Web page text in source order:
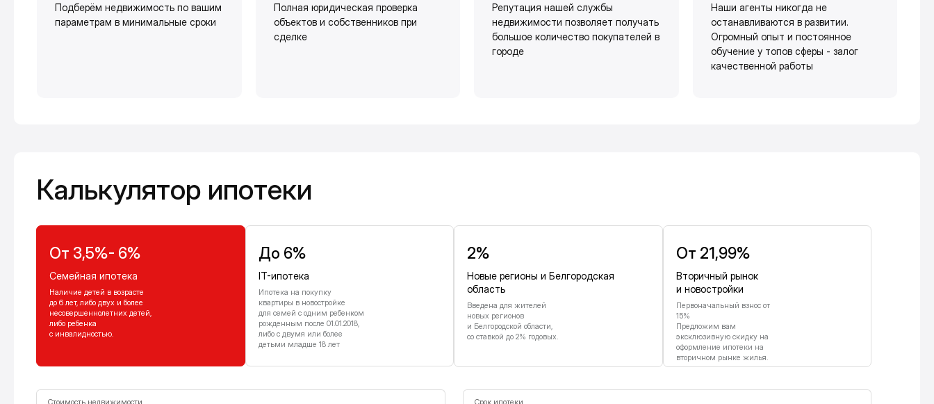
Подберём недвижимость по вашим
параметрам в минимальные сроки
Полная юридическая проверка
объектов и собственников при
сделке
Репутация нашей службы
недвижимости позволяет получать
большое количество покупателей в
городе
Наши агенты никогда не
останавливаются в развитии.
Огромный опыт и постоянное
обучение у топов сферы - залог
качественной работы
Калькулятор ипотеки
От 3,5%- 6%
Семейная ипотека
Наличие детей в возрасте
до 6 лет, либо двух и более
несовершеннолетних детей,
либо ребенка
с инвалидностью.
До 6%
IT-ипотека
Ипотека на покупку
квартиры в новостройке
для семей с одним ребенком
рожденным после 01.01.2018,
либо с двумя или более
детьми младше 18 лет
2%
Новые регионы и Белгородская
область
Введена для жителей
новых регионов
и Белгородской области,
со ставкой до 2% годовых.
От 21,99%
Вторичный рынок
и новостройки
Первоначальный взнос от
15%
Предложим вам
эксклюзивную скидку на
оформление ипотеки на
вторичном рынке жилья.
Стоимость недвижимости Срок ипотеки